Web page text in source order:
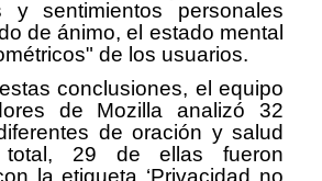
y sentimientos personales
de ánimo, el estado mental
de los usuarios.
conclusiones, el equipo
de Mozilla analizó 32
de oración y salud
total, 29 de ellas fueron
la etiqueta ‘Privacidad no